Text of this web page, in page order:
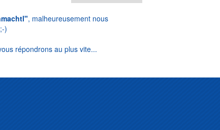
, malheureusement nous
)
répondrons au plus vite...